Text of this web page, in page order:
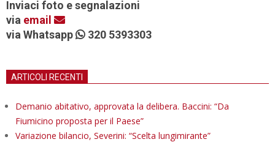
Inviaci foto e segnalazioni
via email
via Whatsapp
320 5393303
ARTICOLI RECENTI
Demanio abitativo, approvata la delibera. Baccini: “Da
Fiumicino proposta per il Paese”
Variazione bilancio, Severini: “Scelta lungimirante”